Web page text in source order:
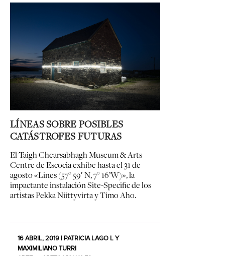
LÍNEAS SOBRE POSIBLES
CATÁSTROFES FUTURAS
El Taigh Chearsabhagh Museum & Arts
Centre de Escocia exhibe hasta el 31 de
agosto «Lines (57° 59′ N, 7° 16’W)», la
impactante instalación Site-Specific de los
artistas Pekka Niittyvirta y Timo Aho.
16 ABRIL, 2019 | PATRICIA LAGO L Y
MAXIMILIANO TURRI